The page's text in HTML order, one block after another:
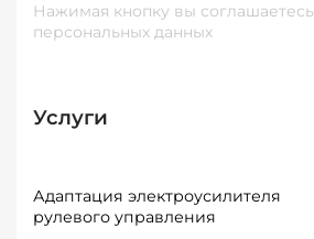
Нажимая кнопку вы соглашаетесь
персональных данных
Услуги
Адаптация электроусилителя
рулевого управления